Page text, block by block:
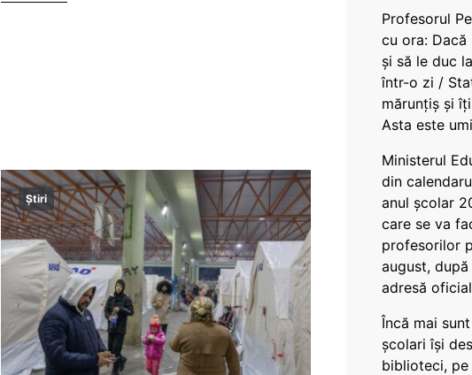
Știri
Profesorul
cu ora:
și să le duc
într-o zi /
mărunțiș și
Asta este
Ministerul
din
anul școlar
care se va
profesorilor
august,
adresă
Încă mai
școlari își
biblioteci,